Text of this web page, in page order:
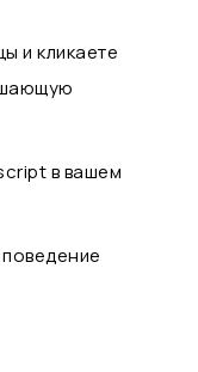
и кликаете
в вашем